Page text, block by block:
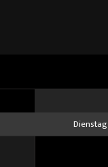
Dienstag